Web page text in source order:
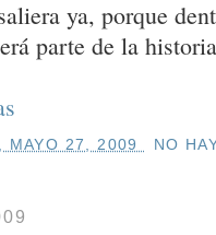
ya, porque
parte de la
MAYO 27, 2009
NO